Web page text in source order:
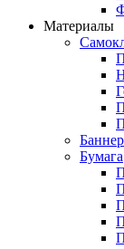
Материалы
Бумага